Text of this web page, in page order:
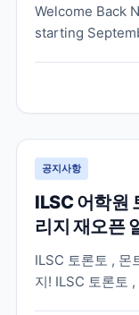
Welcome Back
starting
공지사항
ILSC 어학원
리지 재오픈
ILSC 토론토 ,
지! ILSC 토론토